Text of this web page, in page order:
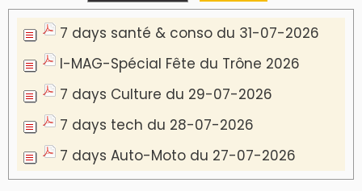
7 days santé & conso du 31-07-2026
I-MAG-Spécial Fête du Trône 2026
7 days Culture du 29-07-2026
7 days tech du 28-07-2026
7 days Auto-Moto du 27-07-2026